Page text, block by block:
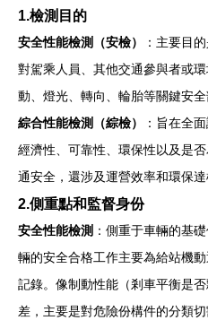
1.檢測目的
安全性能檢測（安檢）
：主要目
對駕乘人員、其他交通參與者或
動、燈光、轉向、輪胎等關鍵安全
綜合性能檢測（綜檢）
：旨在全
經濟性、可靠性、環保性以及是
通安全，還涉及運營效率和環保達
2.側重點和監督身份
安全性能檢測 ：側重于車輛的基
輛的安全合格工作主要為給站機
記錄。像制動性能（剎車平衡是
差，主要是對危險份構件的分類切